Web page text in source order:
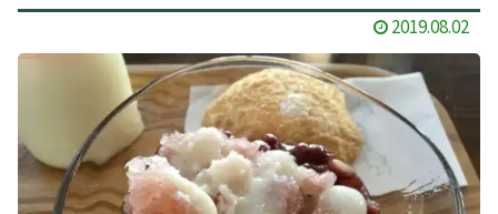
2019.08.02